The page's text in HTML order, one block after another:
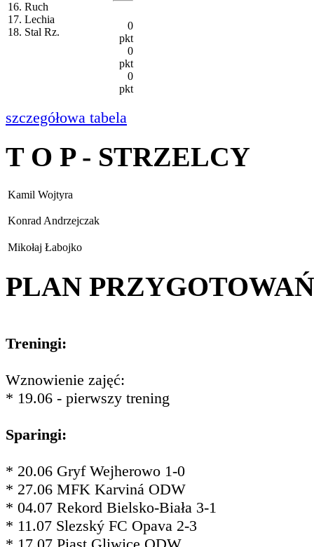
16. Ruch
17. Lechia
18. Stal Rz.
0
pkt
0
pkt
0
pkt
szczegółowa tabela
T O P - STRZELCY
Kamil Wojtyra
Konrad Andrzejczak
Mikołaj Łabojko
PLAN PRZYGOTOWAŃ
Treningi:
Wznowienie zajęć:
* 19.06 - pierwszy trening
Sparingi:
* 20.06 Gryf Wejherowo 1-0
* 27.06 MFK Karviná ODW
* 04.07 Rekord Bielsko-Biała 3-1
* 11.07 Slezský FC Opava 2-3